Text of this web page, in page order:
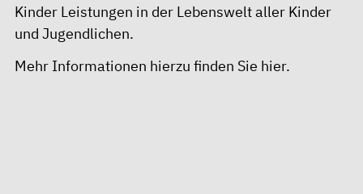
Kinder Leistungen in der Lebenswelt aller Kinder
und Jugendlichen.
Mehr Informationen hierzu finden Sie hier.